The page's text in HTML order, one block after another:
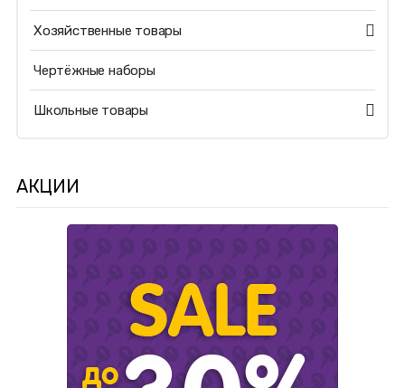
Хозяйственные товары
Чертёжные наборы
Школьные товары
АКЦИИ